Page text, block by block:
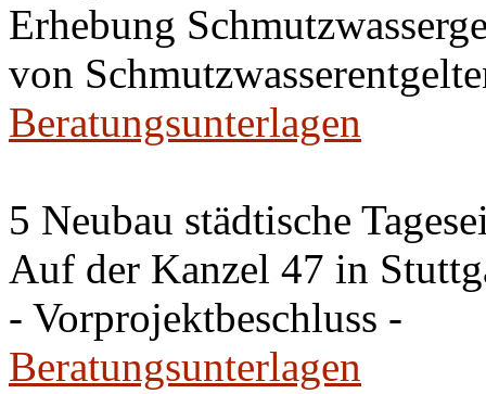
Erhebung
von
Beratungsunterlagen
5 Neubau städtische
Auf der Kanzel 47 in
- Vorprojektbeschluss -
Beratungsunterlagen